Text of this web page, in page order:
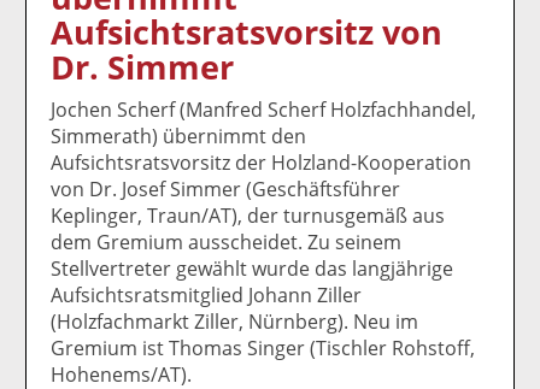
el
a
F
e
b
o
o
k
te
il
e
el
t
tt
n
el
a
Li
k
di
te
e
n
E
ai
v
se
n
e
ck
n
Aufsichtsratsvorsitz von
Dr. Simmer
Jochen Scherf (Manfred Scherf Holzfachhandel,
Simmerath) übernimmt den
Aufsichtsratsvorsitz der Holzland-Kooperation
von Dr. Josef Simmer (Geschäftsführer
Keplinger, Traun/AT), der turnusgemäß aus
dem Gremium ausscheidet. Zu seinem
Stellvertreter gewählt wurde das langjährige
Aufsichtsratsmitglied Johann Ziller
(Holzfachmarkt Ziller, Nürnberg). Neu im
Gremium ist Thomas Singer (Tischler Rohstoff,
Hohenems/AT).